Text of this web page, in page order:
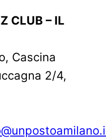
CLUB – IL
Cascina
2/4,